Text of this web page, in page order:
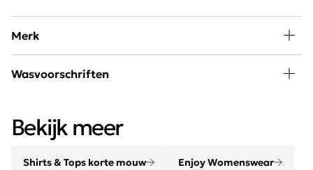
Merk
In de collectie van Enjoy Womenswear vind je elk seizoen
aanvoer van nieuwe artikelen blijft dit merk constant
vernieuwend en on trend!
Wasvoorschriften
Bekijk meer
Shirts & Tops korte mouw Enjoy Womenswear